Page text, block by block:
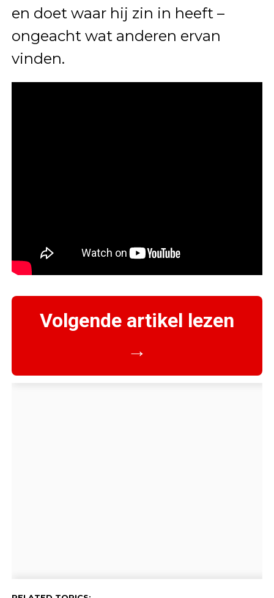
en doet waar hij zin in heeft –
ongeacht wat anderen ervan
vinden.
Volgende artikel lezen
→